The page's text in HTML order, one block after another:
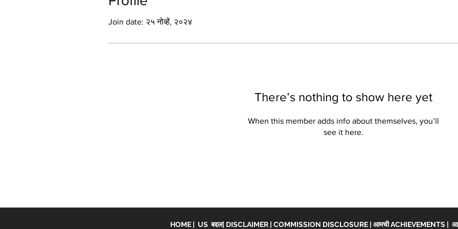
Join date: २५ नोव्हें, २०२४
There’s nothing to show here yet
When this member adds info about themselves, you’ll
see it here.
HOME | US बद्दल| DISCLAIMER | COMMISSION DISCLOSURE | आमची ACHIEVEMENTS |